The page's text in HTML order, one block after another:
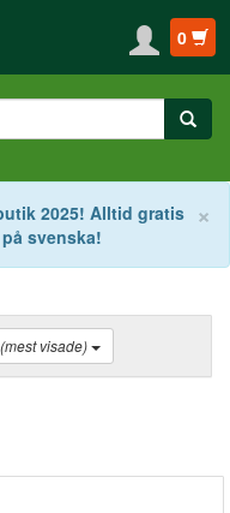
0
×
2025! Alltid gratis
svenska!
visade)